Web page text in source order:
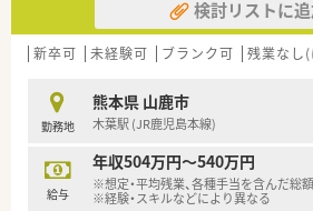
検討リストに
新卒可 未経験可 ブランク可 残業なし
勤務地
熊本県 山鹿市
木葉駅 (JR鹿児島本線)
給与
年収504万円～540万円
※想定・平均残業、各種手当を含んだ総額
※経験・スキルなどにより異なる